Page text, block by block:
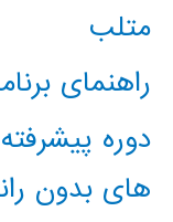
متلب
راهنمای
دوره
های بدون